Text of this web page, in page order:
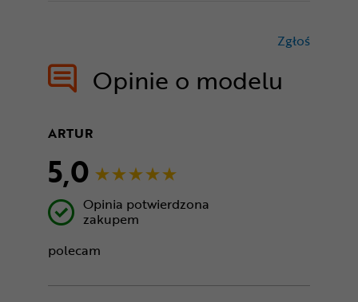
Opinie o modelu
Zgłoś
ARTUR
5,0
Opinia potwierdzona
zakupem
polecam